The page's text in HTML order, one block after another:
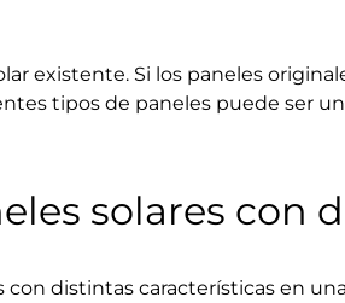
existente. Si los paneles
tipos de paneles puede ser
solares con
distintas características en